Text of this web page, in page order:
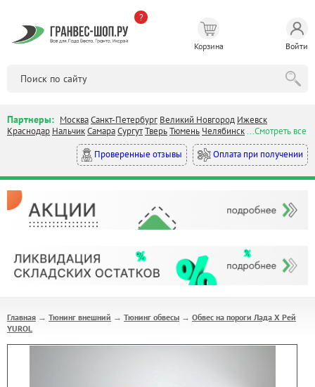
?
Корзина Войти
Партнеры: МоскваСанкт-Петербург Великий Новгород Ижевск
Краснодар НальчикСамараСургутТверьТюмень Челябинск...Смотреть все
Проверенные отзывы
Оплата при получении
Главная → Тюнинг внешний → Тюнинг обвесы → Обвес на пороги Лада Х Рей
YUROL